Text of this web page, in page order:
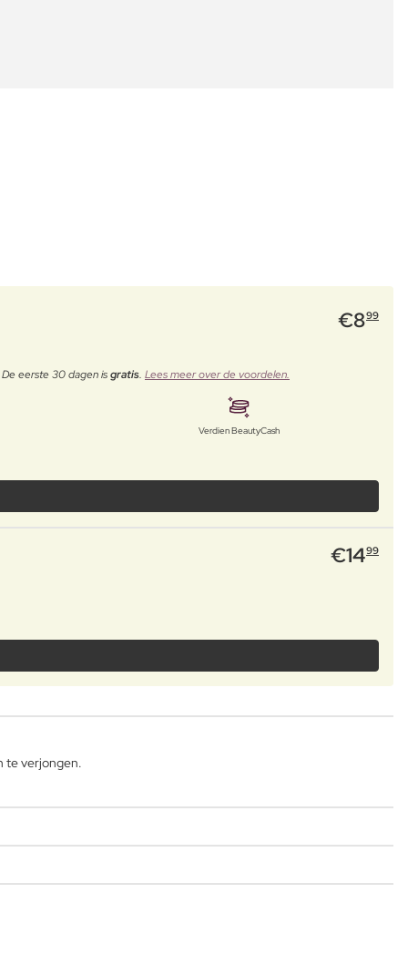
€899
De eerste 30 dagen isgratis. Lees meer over de voordelen.
Verdien BeautyCash
€1499
te verjongen.